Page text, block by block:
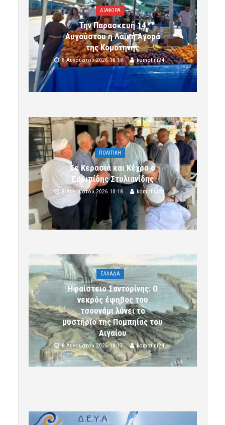
ΔΙΑΦΟΡΑ
Την Παρασκευή 14
Αυγούστου η Λαϊκή Αγορά
της Κομοτηνής
8 Αυγούστου 2026 10:19 komotini24
ΠΟΛΙΤΙΚΗ
Σε Κερασιά και Κέχρο ο
Ευριπίδης Στυλιανίδης
8 Αυγούστου 2026 10:18 komotini24
ΕΛΛΑΔΑ
Ηφαίστειο Σαντορίνης: Ο
νεκρός έφηβος του
τσουνάμι λύνει το
μυστήριο της Πομπηίας του
Αιγαίου
8 Αυγούστου 2026 10:17 komotini24